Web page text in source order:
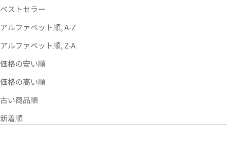
ベストセラー
アルファベット順, A-Z
アルファベット順, Z-A
価格の安い順
価格の高い順
古い商品順
新着順